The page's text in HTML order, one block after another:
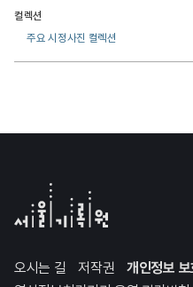
컬렉션
주요 시정사진 컬렉션
오시는 길 저작권
개인정보